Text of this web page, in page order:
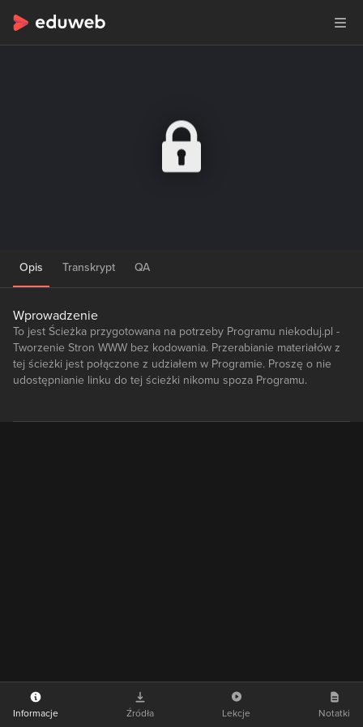
Opis Transkrypt QA
Wprowadzenie
To jest Ścieżka przygotowana na potrzeby Programu niekoduj.pl -
Tworzenie Stron WWW bez kodowania. Przerabianie materiałów z
tej ścieżki jest połączone z udziałem w Programie. Proszę o nie
udostępnianie linku do tej ścieżki nikomu spoza Programu.
Informacje Źródła Lekcje Notatki